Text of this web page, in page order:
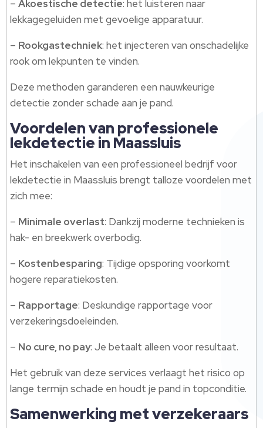
–Akoestische detectie: het luisteren naar
lekkagegeluiden met gevoelige apparatuur.
– Rookgastechniek: het injecteren van onschadelijke
rook om lekpunten te vinden.
Deze methoden garanderen een nauwkeurige
detectie zonder schade aan je pand.
Voordelen van professionele
lekdetectie in Maassluis
Het inschakelen van een professioneel bedrijf voor
lekdetectie in Maassluis brengt talloze voordelen met
zich mee:
– Minimale overlast: Dankzij moderne technieken is
hak- en breekwerk overbodig.
– Kostenbesparing: Tijdige opsporing voorkomt
hogere reparatiekosten.
– Rapportage: Deskundige rapportage voor
verzekeringsdoeleinden.
– No cure, no pay: Je betaalt alleen voor resultaat.
Het gebruik van deze services verlaagt het risico op
lange termijn schade en houdt je pand in topconditie.
Samenwerking met verzekeraars